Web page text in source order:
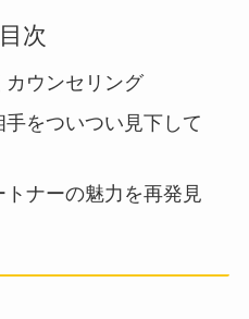
目次
ウンセリング
をついつい見下して
ナーの魅力を再発見